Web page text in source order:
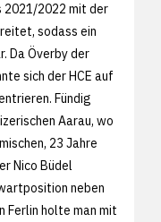
2021/2022 mit der
sodass ein
Da Överby der
sich der HCE auf
Fündig
Aarau, wo
23 Jahre
Nico Büdel
neben
Ferlin holte man mit